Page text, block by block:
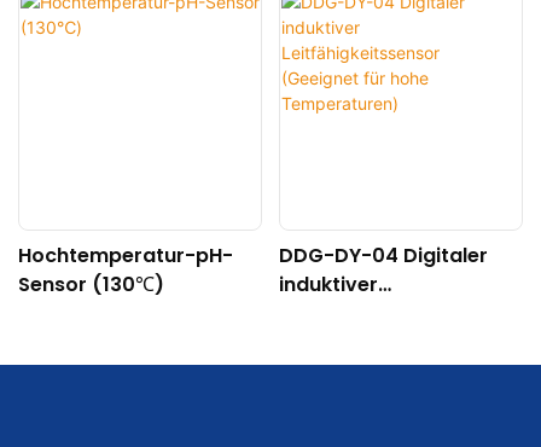
Hochtemperatur-pH-
Sensor (130℃)
DDG-DY-04 Digitaler
induktiver
Temperaturen)